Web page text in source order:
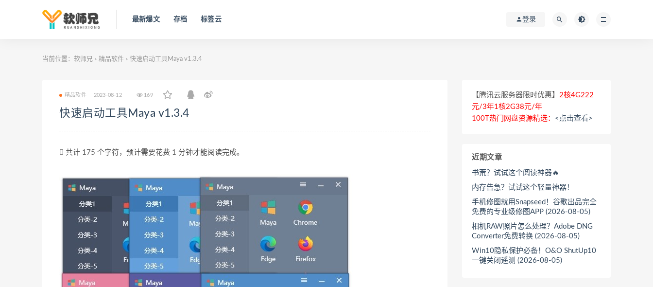
最新爆文 存档 标签云 登录
当前位置： 软师兄 > 精品软件 > 快速启动工具Maya v1.3.4
精品软件 2023-08-12 169
快速启动工具Maya v1.3.4
共计 175 个字符，预计需要花费 1 分钟才能阅读完成。
【腾讯云服务器限时优惠】 2核4G222
元/3年1核2G38元/年
100T热门网盘资源精选： <点击查看>
近期文章
书荒？试试这个阅读神器🔥
内存告急？试试这个轻量神器！
手机修图就用Snapseed！谷歌出品完全
免费的专业级修图APP (2026-08-05)
相机RAW照片怎么处理？Adobe DNG
Converter免费转换 (2026-08-05)
Win10隐私保护必备！O&O ShutUp10
一键关闭遥测 (2026-08-05)